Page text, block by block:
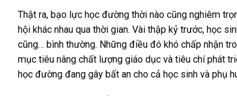
Thật ra, bạo lực học đường thời nào cũng nghiêm
hội khác nhau qua thời gian. Vài thập kỷ trước, học
cũng… bình thường. Những điều đó khó chấp nhận
mục tiêu nâng chất lượng giáo dục và tiêu chí phát
học đường đang gây bất an cho cả học sinh và phụ